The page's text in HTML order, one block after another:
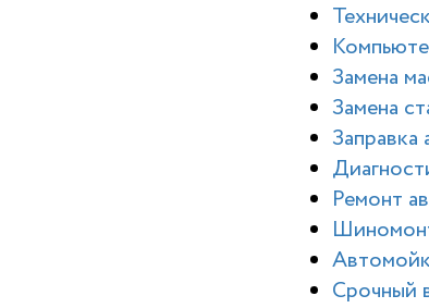
Замена
Замена
Ремонт
Срочный